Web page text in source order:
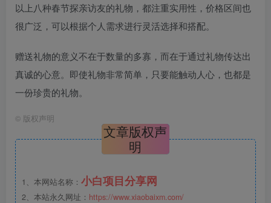
以上八种春节探亲访友的礼物，都注重实用性，价格区间也
很广泛，可以根据个人需求进行灵活选择和搭配。
赠送礼物的意义不在于数量的多寡，而在于通过礼物传达出
真诚的心意。即使礼物非常简单，只要能触动人心，也都是
一份珍贵的礼物。
© 版权声明
文章版权声
明
1、本网站名称： 小白项目分享网
2、本站永久网址： https://www.xiaobaixm.com/